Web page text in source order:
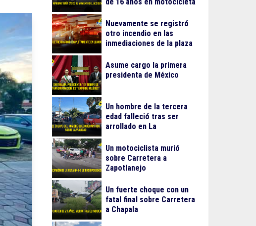
Nuevamente se registró
otro incendio en las
inmediaciones de la plaza
Asume cargo la primera
presidenta de México
Un hombre de la tercera
edad falleció tras ser
arrollado en La
Un motociclista murió
sobre Carretera a
Zapotlanejo
Un fuerte choque con un
fatal final sobre Carretera
a Chapala